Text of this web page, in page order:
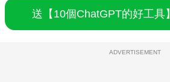
送【10個ChatGPT的好工具
ADVERTISEMENT